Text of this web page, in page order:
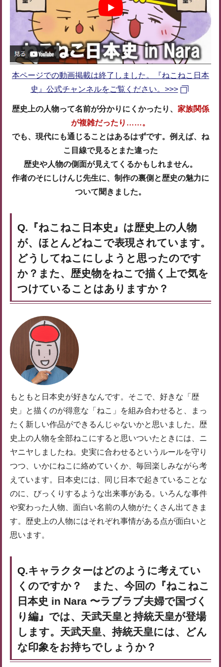
本ページでの動画掲載は終了しました。『ねこねこ日本
史』公式チャンネルをご覧ください。>>>
歴史上の人物って名前が分かりにくかったり、 家族関係
が複雑だったり……。
でも、現代にも通じることはあるはずです。例えば、ね
こ目線で見るとまた違った
歴史や人物の側面が見えてくるかもしれません。
作者のそにしけんじ先生に、制作の裏側と歴史の魅力に
ついて聞きました。
Q.『ねこねこ日本史』は歴史上の人物
が、ほとんどねこで表現されています。
どうしてねこにしようと思ったのです
か？また、歴史物をねこで描く上で気を
つけていることはありますか？
もともと日本史が好きなんです。そこで、好きな「歴
史」と描くのが得意な「ねこ」を組み合わせると、まっ
たく新しい作品ができるんじゃないかと思いました。歴
史上の人物を全部ねこにすると思いついたときには、ニ
ヤニヤしましたね。史実に合わせるというルールを守り
つつ、いかにねこに絡めていくか、毎回楽しみながら考
えています。日本史には、同じ日本で起きていることな
のに、びっくりするような出来事がある。いろんな事件
や変わった人物、面白い名前の人物がたくさん出てきま
す。歴史上の人物にはそれぞれ事情がある点が面白いと
思います。
Q.キャラクターはどのように考えてい
くのですか？ また、今回の『ねこねこ
日本史 in Nara 〜ラブラブ夫婦で国づく
り編』では、天武天皇と持統天皇が登場
します。天武天皇、持統天皇には、どん
な印象をお持ちでしょうか？